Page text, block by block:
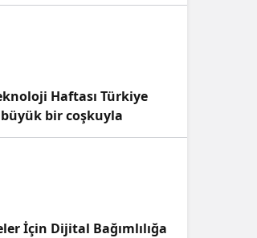
Haftası Türkiye
bir coşkuyla
Etkinlikler ve
İçin Dijital Bağımlılığa